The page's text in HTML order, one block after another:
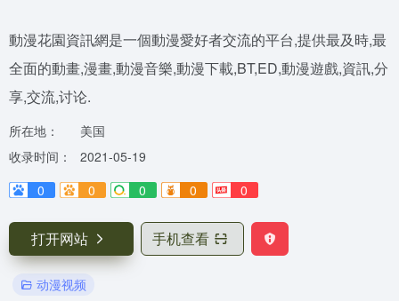
動漫花園資訊網是一個動漫愛好者交流的平台,提供最及時,最
全面的動畫,漫畫,動漫音樂,動漫下載,BT,ED,動漫遊戲,資訊,分
享,交流,讨论.
所在地：
美国
收录时间：
2021-05-19
0
0 0 0 0
打开网站 手机查看
动漫视频